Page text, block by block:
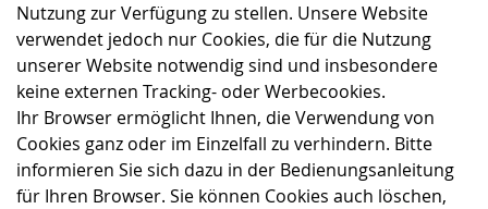
Nutzung zur Verfügung zu stellen. Unsere Website
verwendet jedoch nur Cookies, die für die Nutzung
unserer Website notwendig sind und insbesondere
keine externen Tracking- oder Werbecookies.
Ihr Browser ermöglicht Ihnen, die Verwendung von
Cookies ganz oder im Einzelfall zu verhindern. Bitte
informieren Sie sich dazu in der Bedienungsanleitung
für Ihren Browser. Sie können Cookies auch löschen,